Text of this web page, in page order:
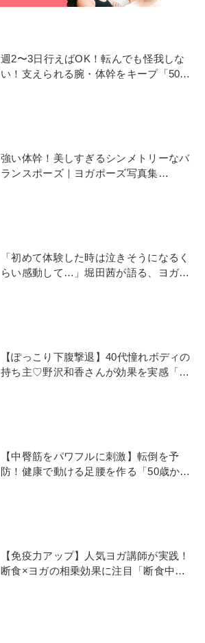
週2〜3日行えばOK！転んでも怪我しな
い！支えられる腕・体幹をキープ「50歳
強い体幹！美しすぎるシンメトリーなバ
ランスポーズ｜ヨガポーズ写真集
「初めて体験した時は泣きそうになるく
らい感動して…」堀田茜が語る、ヨガに
【ぽっこり下腹撃退】40代憧れボディの
持ち主♡野沢和香さんが効果を実感「パ
【中臀筋をパワフルに刺激】転倒を予
防！健康で動ける足腰を作る「50歳から
【免疫力アップ】人気ヨガ講師が実践！
断食×ヨガの相乗効果に注目「断食中の